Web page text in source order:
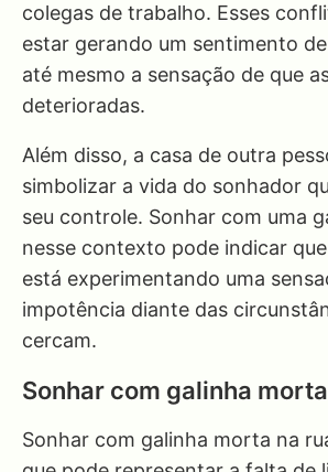
colegas de trabalho. Esses
estar gerando um sentimento
até mesmo a sensação de que
deterioradas.
Além disso, a casa de outra
simbolizar a vida do sonhador
seu controle. Sonhar com uma
nesse contexto pode indicar
está experimentando uma
impotência diante das
cercam.
Sonhar com galinha
Sonhar com galinha morta na